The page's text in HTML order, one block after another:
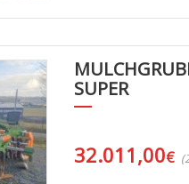
SUPER
32.011,00€